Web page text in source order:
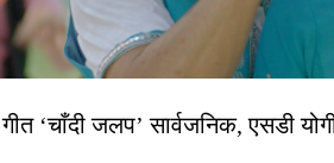
‘चाँदी जलप’ सार्वजनिक, एसडी